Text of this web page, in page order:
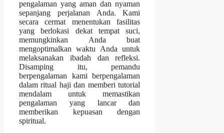
pengalaman yang aman dan nyaman
sepanjang perjalanan Anda. Kami
secara cermat menentukan fasilitas
yang berlokasi dekat tempat suci,
memungkinkan Anda buat
mengoptimalkan waktu Anda untuk
melaksanakan ibadah dan refleksi.
Disamping itu, pemandu
berpengalaman kami berpengalaman
dalam ritual haji dan memberi tutorial
mendalam untuk memastikan
pengalaman yang lancar dan
memberikan kepuasan dengan
spiritual.